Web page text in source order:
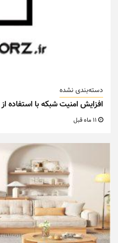
دسته‌بندی نشده
افزایش امنیت شبکه با استفاده